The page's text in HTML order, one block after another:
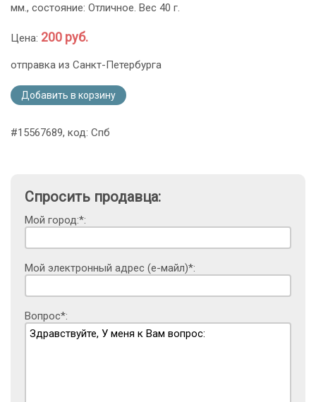
мм., состояние: Отличное. Вес 40 г.
Цена: 200 руб.
отправка из Санкт-Петербурга
Добавить в корзину
#15567689, код: Спб
Спросить продавца:
Мой город:*:
Мой электронный адрес (е-майл)*:
Вопрос*: